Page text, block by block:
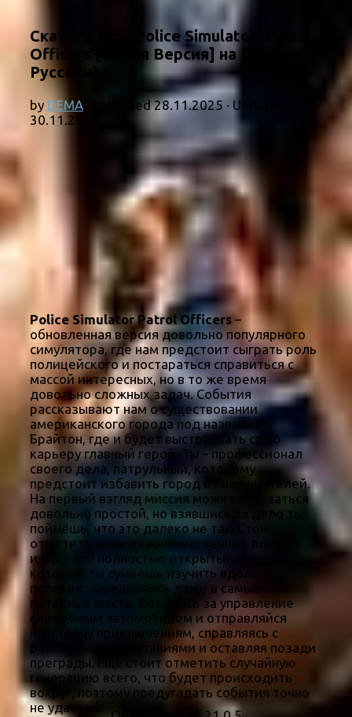
Скачать игру Police Simulator: Patrol
Officers [Новая Версия] на ПК (на
Русском)
by DEMA · Published28.11.2025 · Updated
30.11.2025
Police Simulator Patrol Officers –
обновленная версия довольно популярного
симулятора, где нам предстоит сыграть роль
полицейского и постараться справиться с
массой интересных, но в то же время
довольно сложных задач. События
рассказывают нам о существовании
американского города под названием
Брайтон, где и будет выстраивать свою
карьеру главный герой. Ты – профессионал
своего дела, патрульный, которому
предстоит избавить город от нарушителей.
На первый взгляд миссия может показаться
довольно простой, но взявшись за дело ты
поймёшь, что это далеко не так. Стоит
отметить один из множественных плюсов
игры – это полностью открытый мир,
который ты сумеешь изучить вдоль и
поперек, наведываясь даже в самые
потайные места. Возьмись за управление
служебным автомобилем и отправляйся
навстречу приключениям, справляясь с
различными испытаниями и оставляя позади
преграды. Ещё стоит отметить случайную
генерацию всего, что будет происходить
вокруг, поэтому предугадать события точно
не удастся.